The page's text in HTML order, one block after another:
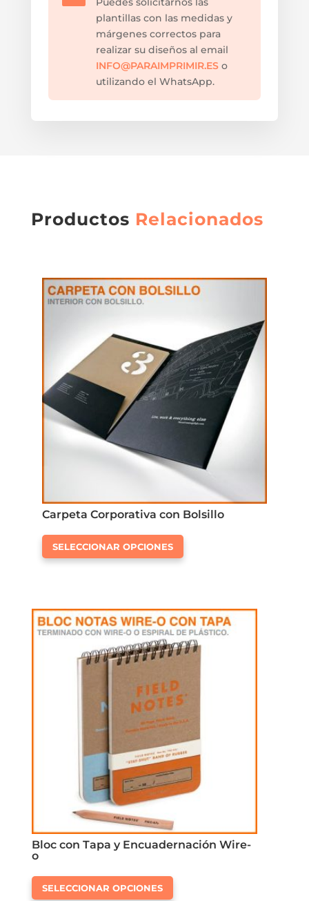
plantillas con las medidas y
márgenes correctos para
realizar su diseños al email
INFO@PARAIMPRIMIR.ESo
utilizando el WhatsApp.
Productos Relacionados
Carpeta Corporativa con Bolsillo
SELECCIONAR OPCIONES
Este
variantes.
Las
opciones
elegir
página
de
producto
Bloc con Tapa y Encuadernación Wire-
o
SELECCIONAR OPCIONES
Este